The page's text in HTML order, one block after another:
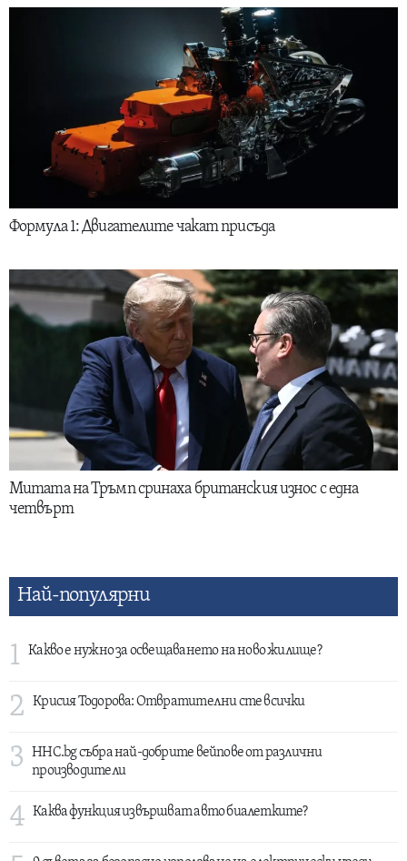
Формула 1: Двигателите чакат присъда
Митата на Тръмп сринаха британския износ с една
четвърт
Най-популярни
1 Какво е нужно за освещаването на ново жилище?
2 Крисия Тодорова: Отвратителни сте всички
3
HHC.bg събра най-добрите вейпове от различни
производители
4 Каква функция извършват авто биалетките?